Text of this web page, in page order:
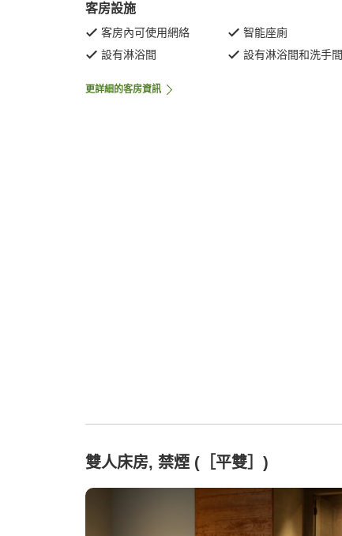
客房設施
客房內可使用網絡
智能座廁
設有淋浴間
設有淋浴間和洗手間
更詳細的客房資訊
雙人床房, 禁煙 (［平雙］)